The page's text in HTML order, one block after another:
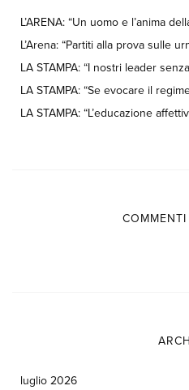
L’ARENA: “Un uomo e l’anima
L’Arena: “Partiti alla prova sulle
LA STAMPA: “I nostri leader
LA STAMPA: “Se evocare il
LA STAMPA: “L’educazione
luglio 2026